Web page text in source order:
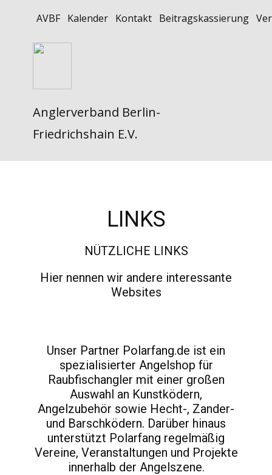
AVBF Kalender Kontakt Beitragskassierung
Anglerverband Berlin-
Friedrichshain E.V.
LINKS
NÜTZLICHE LINKS
Hier nennen wir andere interessante
Websites
Unser Partner Polarfang.de ist ein
spezialisierter Angelshop für
Raubfischangler mit einer großen
Auswahl an Kunstködern,
Angelzubehör sowie Hecht-, Zander-
und Barschködern. Darüber hinaus
unterstützt Polarfang regelmäßig
Vereine, Veranstaltungen und Projekte
innerhalb der Angelszene.